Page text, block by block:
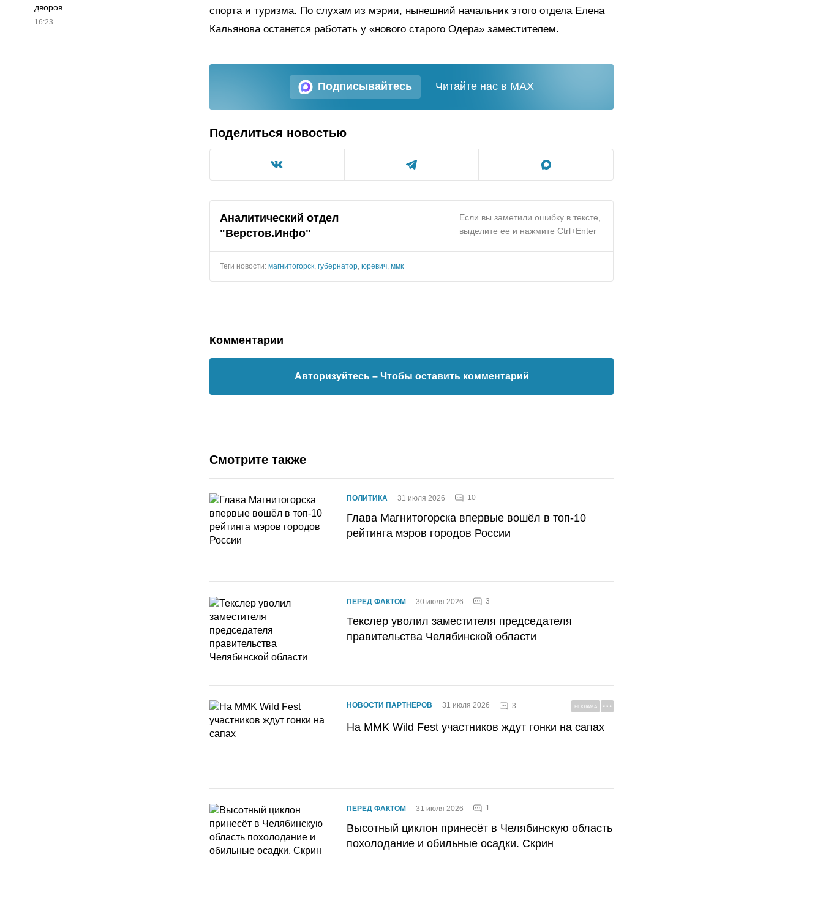
дворов
16:23
спорта и туризма. По слухам из мэрии, нынешний начальник этого отдела Елена
Кальянова останется работать у «нового старого Одера» заместителем.
Подписывайтесь Читайте нас в MAX
Поделиться новостью
Аналитический отдел
"Верстов.Инфо"
Если вы заметили ошибку в тексте,
выделите ее и нажмите Ctrl+Enter
Теги новости: магнитогорск губернатор юревич ммк
Комментарии
Авторизуйтесь – Чтобы оставить комментарий
Смотрите также
ПОЛИТИКА 31 июля 2026 10
Глава Магнитогорска впервые вошёл в топ-10
рейтинга мэров городов России
ПЕРЕД ФАКТОМ 30 июля 2026 3
Текслер уволил заместителя председателя
правительства Челябинской области
НОВОСТИ ПАРТНЕРОВ 31 июля 2026 3 РЕКЛАМА
На MMK Wild Fest участников ждут гонки на сапах
ПЕРЕД ФАКТОМ 31 июля 2026 1
Высотный циклон принесёт в Челябинскую область
похолодание и обильные осадки. Скрин